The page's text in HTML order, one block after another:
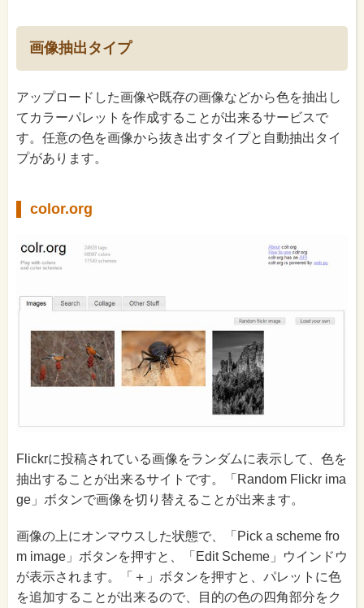
画像抽出タイプ
アップロードした画像や既存の画像などから色を抽出し
てカラーパレットを作成することが出来るサービスで
す。任意の色を画像から抜き出すタイプと自動抽出タイ
プがあります。
color.org
Flickrに投稿されている画像をランダムに表示して、色を
抽出することが出来るサイトです。「Random Flickr ima
ge」ボタンで画像を切り替えることが出来ます。
画像の上にオンマウスした状態で、「Pick a scheme fro
m image」ボタンを押すと、「Edit Scheme」ウインドウ
が表示されます。「＋」ボタンを押すと、パレットに色
を追加することが出来るので、目的の色の四角部分をク